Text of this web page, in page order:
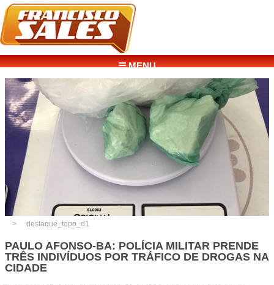
☰ MENU
destaque_topo_d1
PAULO AFONSO-BA: POLÍCIA MILITAR PRENDE
TRÊS INDIVÍDUOS POR TRÁFICO DE DROGAS NA
CIDADE